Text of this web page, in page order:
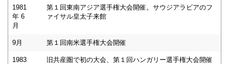
1981
年 6
月
第１回東南アジア選手権大会開催。サウジアラビアのフ
ァイサル皇太子来館
9月 第１回南米選手権大会開催
1983
旧共産圏で初の大会、第１回ハンガリー選手権大会開催